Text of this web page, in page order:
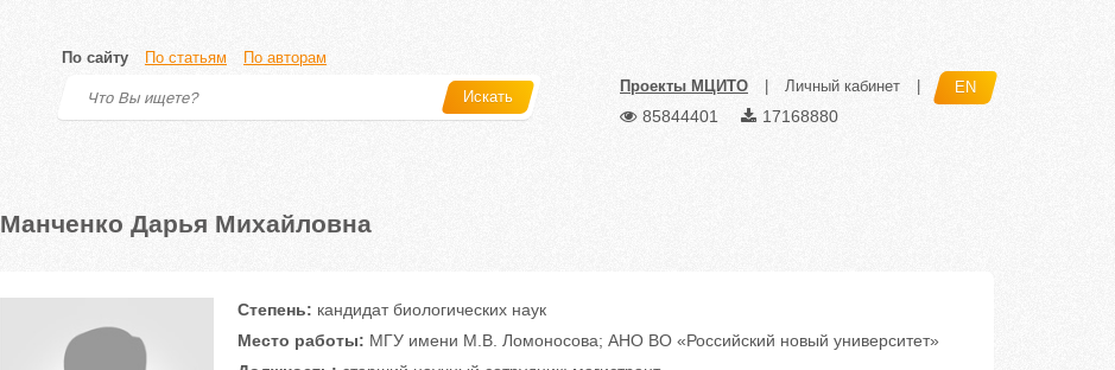
По сайту По статьям По авторам
Искать
Проекты МЦИТО Личный кабинет EN
85844401 17168880
Манченко Дарья Михайловна
Степень: кандидат биологических наук
Место работы: МГУ имени М.В. Ломоносова; АНО ВО «Российский новый университет»